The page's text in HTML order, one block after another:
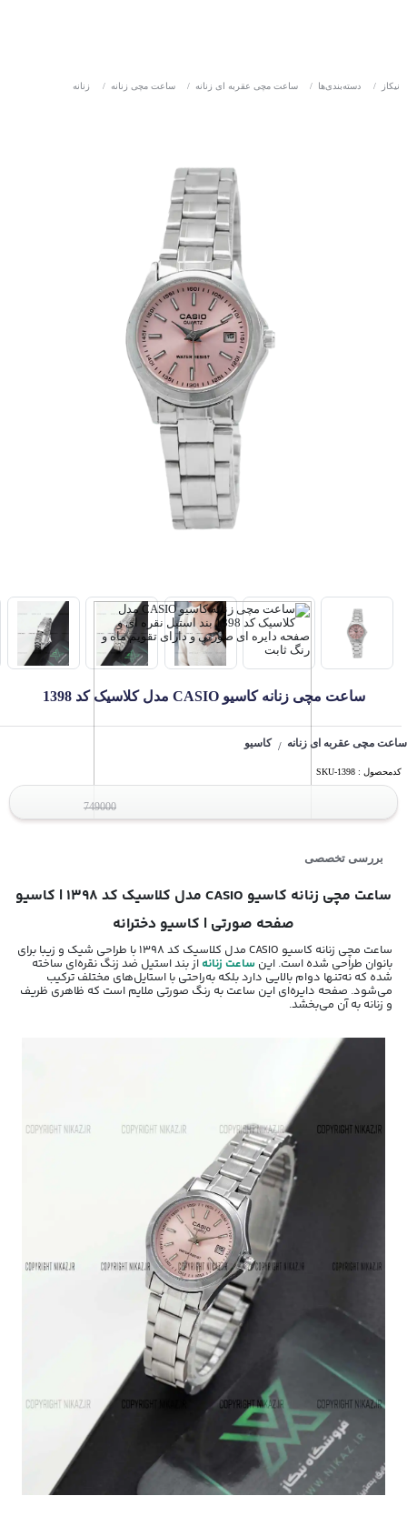
نیکاز / دسته‌بندی‌ها / ساعت مچی عقربه ای زنانه / ساعت مچی زنانه / زنانه
ساعت مچی زنانه کاسیو CASIO مدل کلاسیک کد 1398
ساعت مچی عقربه ای زنانه / کاسیو
کدمحصول : SKU-1398
749000
بررسی تخصصی
ساعت مچی زنانه کاسیو CASIO مدل کلاسیک کد 1398 | کاسیو
صفحه صورتی | کاسیو دخترانه
ساعت مچی زنانه کاسیو CASIO مدل کلاسیک کد 1398 با طراحی شیک و زیبا برای
بانوان طراحی شده است. این ساعت زنانه از بند استیل ضد زنگ نقره‌ای ساخته
شده که نه‌تنها دوام بالایی دارد بلکه به‌راحتی با استایل‌های مختلف ترکیب
می‌شود. صفحه دایره‌ای این ساعت به رنگ صورتی ملایم است که ظاهری ظریف
و زنانه به آن می‌بخشد.